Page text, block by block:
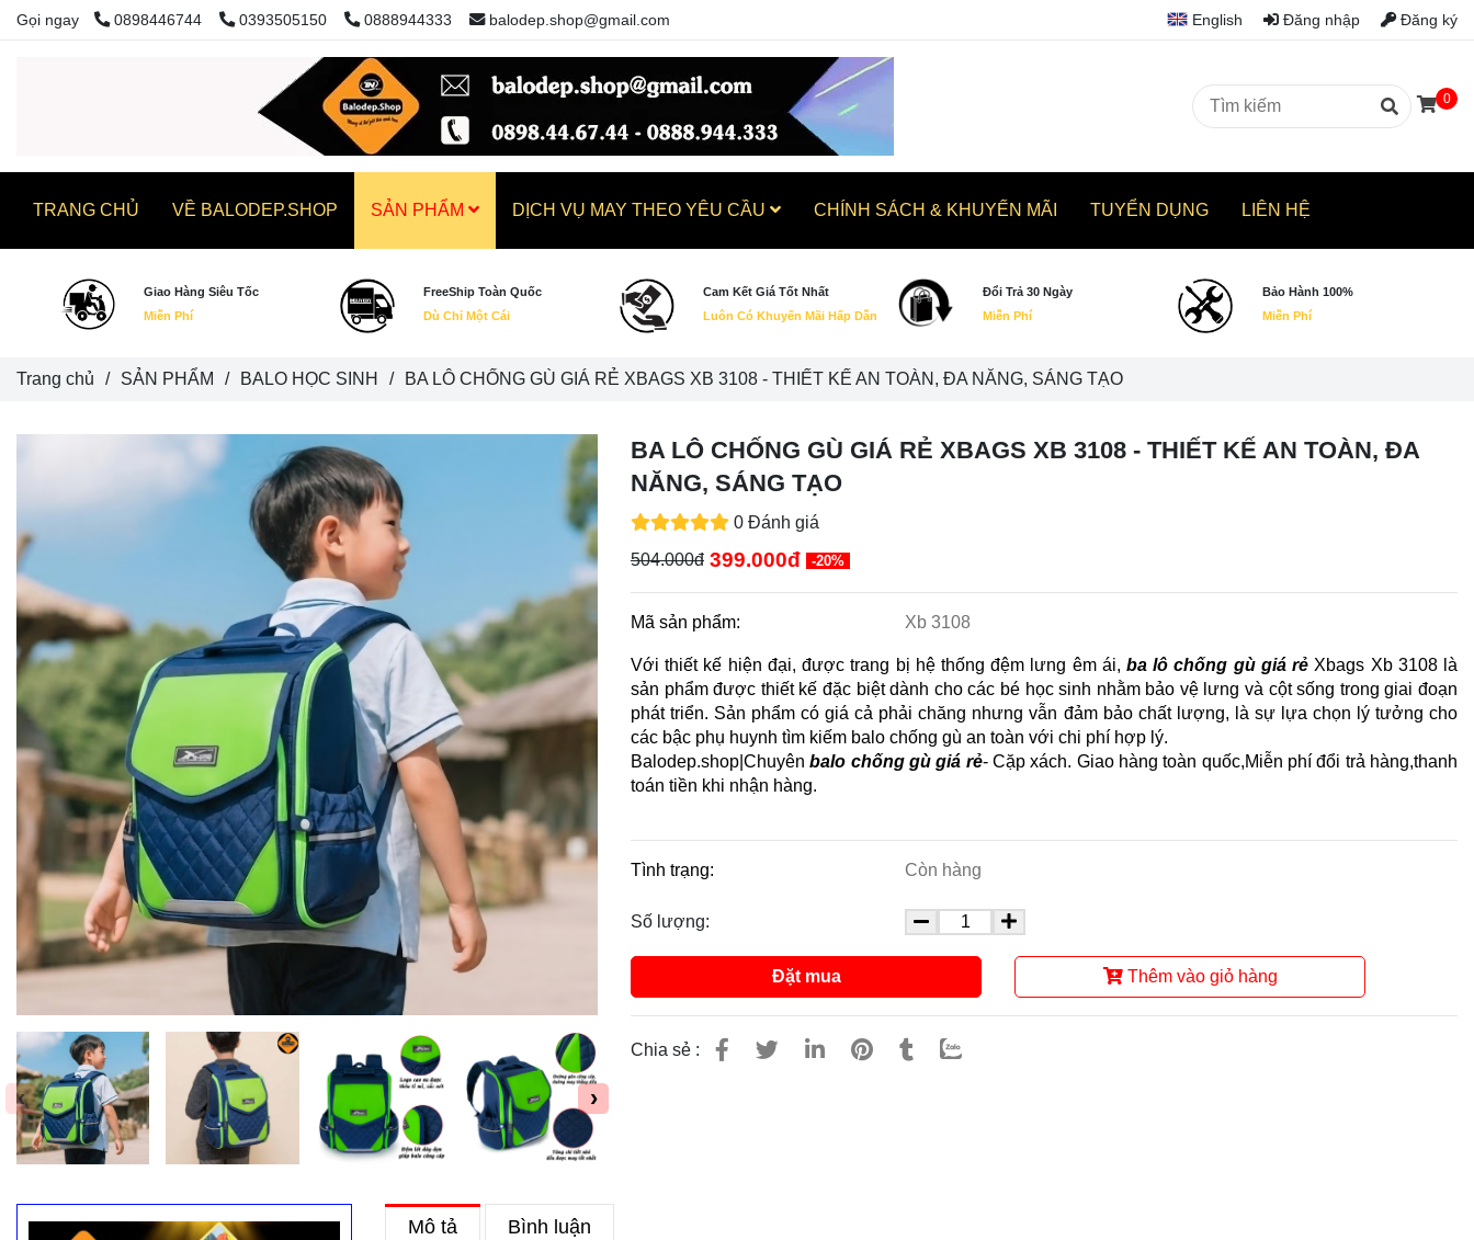
‹ ›
BA LÔ CHỐNG GÙ GIÁ RẺ XBAGS XB 3108 - THIẾT KẾ AN TOÀN, ĐA
NĂNG, SÁNG TẠO
0 Đánh giá
504.000đ 399.000đ -20%
Mã sản phẩm: Xb 3108
Với thiết kế hiện đại, được trang bị hệ thống đệm lưng êm ái,ba lô chống gù giá rẻ Xbags Xb 3108 là
sản phẩm được thiết kế đặc biệt dành cho các bé học sinh nhằm bảo vệ lưng và cột sống trong giai đoạn
phát triển. Sản phẩm có giá cả phải chăng nhưng vẫn đảm bảo chất lượng, là sự lựa chọn lý tưởng cho
các bậc phụ huynh tìm kiếm balo chống gù an toàn với chi phí hợp lý.
Balodep.shop|Chuyênbalo chống gù giá rẻ- Cặp xách. Giao hàng toàn quốc,Miễn phí đổi trả hàng,thanh
toán tiền khi nhận hàng.
Tình trạng: Còn hàng
Số lượng:
Đặt mua Thêm vào giỏ hàng
Chia sẻ :
Mô tả Bình luận
Trang chủ / SẢN PHẨM / BALO HỌC SINH / BA LÔ CHỐNG GÙ GIÁ RẺ XBAGS XB 3108 - THIẾT KẾ AN TOÀN, ĐA NĂNG, SÁNG TẠO
Gọi ngay 0898446744 0393505150 0888944333 balodep.shop@gmail.com English Đăng nhập Đăng ký
0
TRANG CHỦ VỀ BALODEP.SHOP SẢN PHẨM DỊCH VỤ MAY THEO YÊU CẦU CHÍNH SÁCH & KHUYẾN MÃI TUYỂN DỤNG LIÊN HỆ
Giao Hàng Siêu Tốc
Miễn Phí
FreeShip Toàn Quốc
Dù Chỉ Một Cái
Cam Kết Giá Tốt Nhất
Luôn Có Khuyến Mãi Hấp Dẫn
Đổi Trả 30 Ngày
Miễn Phí
Bảo Hành 100%
Miễn Phí